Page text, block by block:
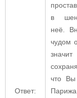
Ответ:
в
неё.
чудом
что Вы